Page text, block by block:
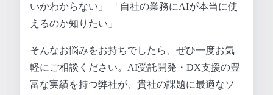
いかわからない」 「自社の業務にAIが本当に使
えるのか知りたい」
そんなお悩みをお持ちでしたら、ぜひ一度お気
軽にご相談ください。AI受託開発・DX支援の豊
富な実績を持つ弊社が、貴社の課題に最適なソ